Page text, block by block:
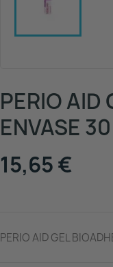
PERIO AID
ENVASE
15,65 €
PERIO AID GEL